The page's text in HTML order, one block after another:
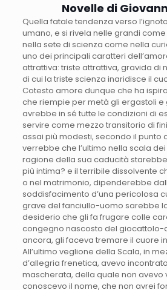
Novelle di
Quella fatale tendenza verso
umano, e si rivela nelle grandi
nella sete di scienza come nella
uno dei principali caratteri
attrattiva: triste attrattiva, gravida di
di cui la triste scienza inaridisce il
Cotesto amore dunque che ha
che riempie per metà gli ergastoli e
avrebbe in sé tutte le condizioni di
servire come mezzo transitorio di
assai più modesti, secondo il punto
verrebbe che l’ultimo nella scala
ragione della sua caducità
più intima? e il terribile dissolvente
o nel matrimonio, dipenderebbe
soddisfacimento d’una pericolosa
grave del fanciullo-uomo sarebbe
desiderio che gli fa frugare colle
congegno nascosto del giocattolo-
ancora, gli faceva tremare il cuore
All’ultimo veglione della Scala, in
d’allegria frenetica, avevo
mascherata, della quale non avevo
conoscevo il nome, che non avrei